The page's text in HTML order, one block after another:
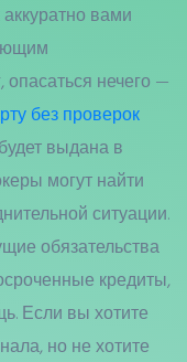
вами
нечего —
без проверок
выдана в
могут найти
ситуации.
обязательства
кредиты,
Если вы хотите
но не хотите